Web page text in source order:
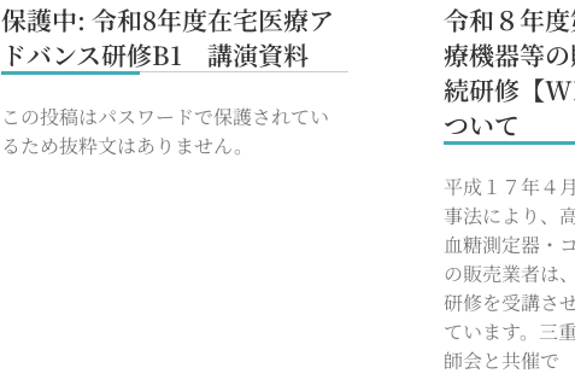
保護中: 令和8年度在宅医療ア
ドバンス研修B1 講演資料
この投稿はパスワードで保護されてい
るため抜粋文はありません。
令和８年
療機器等
続研修【
ついて
平成１７年４
事法により、
血糖測定器・
の販売業者は
研修を受講さ
ています。三
師会と共催で